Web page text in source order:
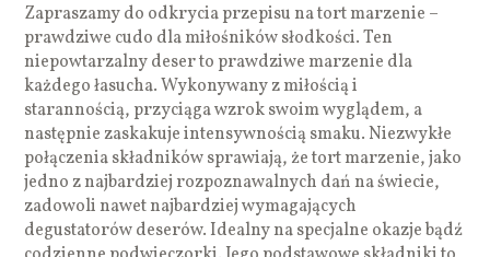
Zapraszamy do odkrycia przepisu na tort marzenie –
prawdziwe cudo dla miłośników słodkości. Ten
niepowtarzalny deser to prawdziwe marzenie dla
każdego łasucha. Wykonywany z miłością i
starannością, przyciąga wzrok swoim wyglądem, a
następnie zaskakuje intensywnością smaku. Niezwykłe
połączenia składników sprawiają, że tort marzenie, jako
jedno z najbardziej rozpoznawalnych dań na świecie,
zadowoli nawet najbardziej wymagających
degustatorów deserów. Idealny na specjalne okazje bądź